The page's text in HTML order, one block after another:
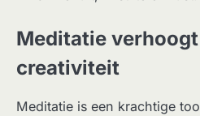
Meditatie
creativiteit
Meditatie is een krachtige